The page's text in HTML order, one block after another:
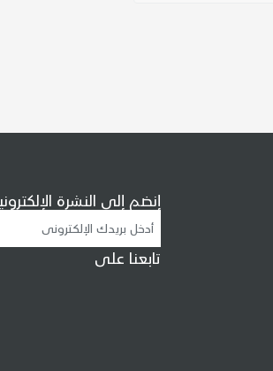
إنضم إلى النشرة
تابعنا على